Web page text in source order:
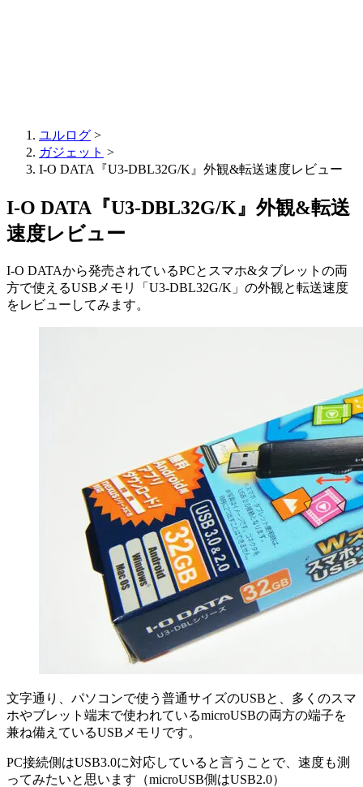
ユルログ >
ガジェット >
I-O DATA『U3-DBL32G/K』外観&転送速度レビュー
I-O DATA『U3-DBL32G/K』外観&転送
速度レビュー
I-O DATAから発売されているPCとスマホ&タブレットの両
方で使えるUSBメモリ「U3-DBL32G/K」の外観と転送速度
をレビューしてみます。
文字通り、パソコンで使う普通サイズのUSBと、多くのスマ
ホやブレット端末で使われているmicroUSBの両方の端子を
兼ね備えているUSBメモリです。
PC接続側はUSB3.0に対応していると言うことで、速度も測
ってみたいと思います（microUSB側はUSB2.0）